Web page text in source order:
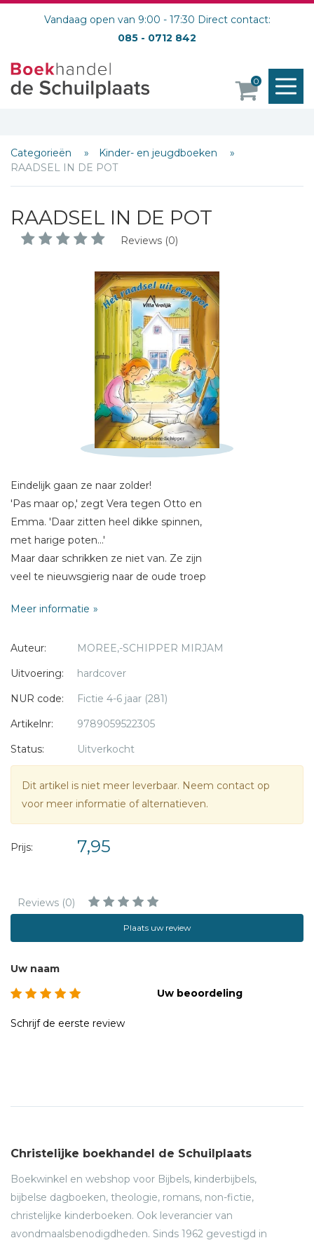
Vandaag open van 9:00 - 17:30 Direct contact:
085 - 0712 842
0
Categorieën
Kinder- en jeugdboeken
RAADSEL IN DE POT
RAADSEL IN DE POT
Reviews (0)
Eindelijk gaan ze naar zolder!
'Pas maar op,' zegt Vera tegen Otto en
Emma. 'Daar zitten heel dikke spinnen,
met harige poten...'
Maar daar schrikken ze niet van. Ze zijn
veel te nieuwsgierig naar de oude troep
'Misschien vinden we wel een schat!'
En zowaar... in een pot vindt hij een
heel oud briefje met een geheim.
Langzamerhand komen Otto en Emma
erachter wat zich in de oorlog in dit
Meer informatie
Auteur:
MOREE,-SCHIPPER MIRJAM
Uitvoering:
hardcover
NUR code:
Fictie 4-6 jaar (281)
Artikelnr:
9789059522305
Status:
Uitverkocht
Dit artikel is niet meer leverbaar. Neem contact op
voor meer informatie of alternatieven.
Prijs: 7,95
Reviews (0)
Plaats uw review
Schrijf hieronder je review!
Bericht *
* = verplicht
Uw naam
Uw beoordeling
Schrijf de eerste review
Christelijke boekhandel de Schuilplaats
Boekwinkel en webshop voor Bijbels, kinderbijbels,
bijbelse dagboeken, theologie, romans, non-fictie,
christelijke kinderboeken. Ook leverancier van
avondmaalsbenodigdheden. Sinds 1962 gevestigd in